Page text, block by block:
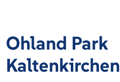
Ohland Park
Kaltenkirchen